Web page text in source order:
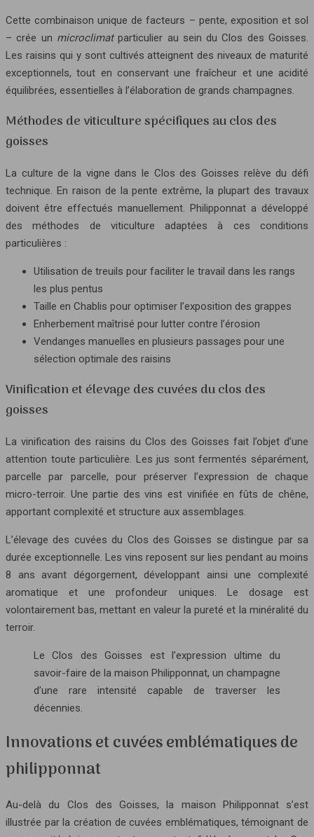
Cette combinaison unique de facteurs – pente, exposition et sol
– crée un microclimatparticulier au sein du Clos des Goisses.
Les raisins qui y sont cultivés atteignent des niveaux de maturité
exceptionnels, tout en conservant une fraîcheur et une acidité
équilibrées, essentielles à l’élaboration de grands champagnes.
Méthodes de viticulture spécifiques au clos des
goisses
La culture de la vigne dans le Clos des Goisses relève du défi
technique. En raison de la pente extrême, la plupart des travaux
doivent être effectués manuellement. Philipponnat a développé
des méthodes de viticulture adaptées à ces conditions
particulières :
Utilisation de treuils pour faciliter le travail dans les rangs
les plus pentus
Taille en Chablis pour optimiser l’exposition des grappes
Enherbement maîtrisé pour lutter contre l’érosion
Vendanges manuelles en plusieurs passages pour une
sélection optimale des raisins
Vinification et élevage des cuvées du clos des
goisses
La vinification des raisins du Clos des Goisses fait l’objet d’une
attention toute particulière. Les jus sont fermentés séparément,
parcelle par parcelle, pour préserver l’expression de chaque
micro-terroir. Une partie des vins est vinifiée en fûts de chêne,
apportant complexité et structure aux assemblages.
L’élevage des cuvées du Clos des Goisses se distingue par sa
durée exceptionnelle. Les vins reposent sur lies pendant au moins
8 ans avant dégorgement, développant ainsi une complexité
aromatique et une profondeur uniques. Le dosage est
volontairement bas, mettant en valeur la pureté et la minéralité du
terroir.
Le Clos des Goisses est l’expression ultime du
savoir-faire de la maison Philipponnat, un champagne
d’une rare intensité capable de traverser les
décennies.
Innovations et cuvées emblématiques de
philipponnat
Au-delà du Clos des Goisses, la maison Philipponnat s’est
illustrée par la création de cuvées emblématiques, témoignant de